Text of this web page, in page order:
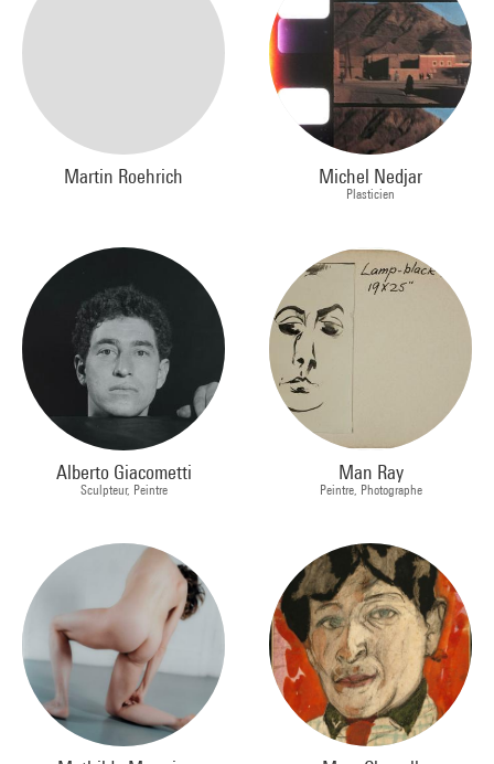
Martin Roehrich Michel Nedjar
Plasticien
Alberto Giacometti
Sculpteur, Peintre
Man Ray
Peintre, Photographe